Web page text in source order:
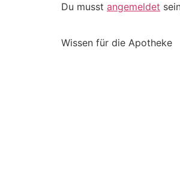
Du musst angemeldet
Wissen für die Apotheke